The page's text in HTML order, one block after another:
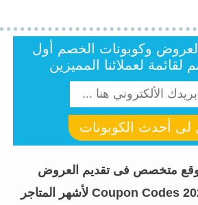
وكوبونات الخصم أول
لقائمة لعملائنا المميزين
لى أحدث الكوبونات
متخصص فى تقديم العروض
وكوبونات خصم Coupon Codes 2026 لأشهر المتاجر